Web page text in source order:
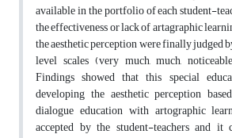
available in the portfolio of each student-
the effectiveness or lack of artagraphic
the aesthetic perception were finally judged
level scales (very much, much,
Findings showed that this special
developing the aesthetic perception
dialogue education with artographic
accepted by the student-teachers and